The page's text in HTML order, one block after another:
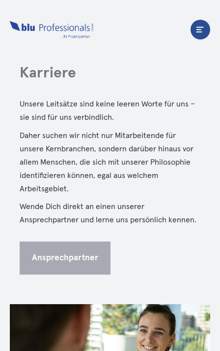
Karriere
Unsere Leitsätze sind keine leeren Worte für uns –
sie sind für uns verbindlich.
Daher suchen wir nicht nur Mitarbeitende für
unsere Kernbranchen, sondern darüber hinaus vor
allem Menschen, die sich mit unserer Philosophie
identifizieren können, egal aus welchem
Arbeitsgebiet.
Wende Dich direkt an einen unserer
Ansprechpartner und lerne uns persönlich kennen.
Ansprechpartner